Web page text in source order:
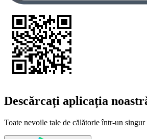
Descărcați aplicația
Toate nevoile tale de călătorie într-un singur